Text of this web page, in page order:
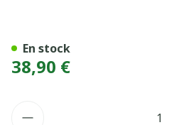
38,90 €
En stock